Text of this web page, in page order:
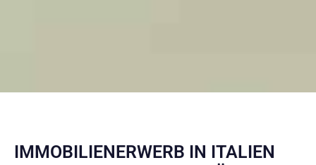
IMMOBILIENERWERB IN ITALIEN